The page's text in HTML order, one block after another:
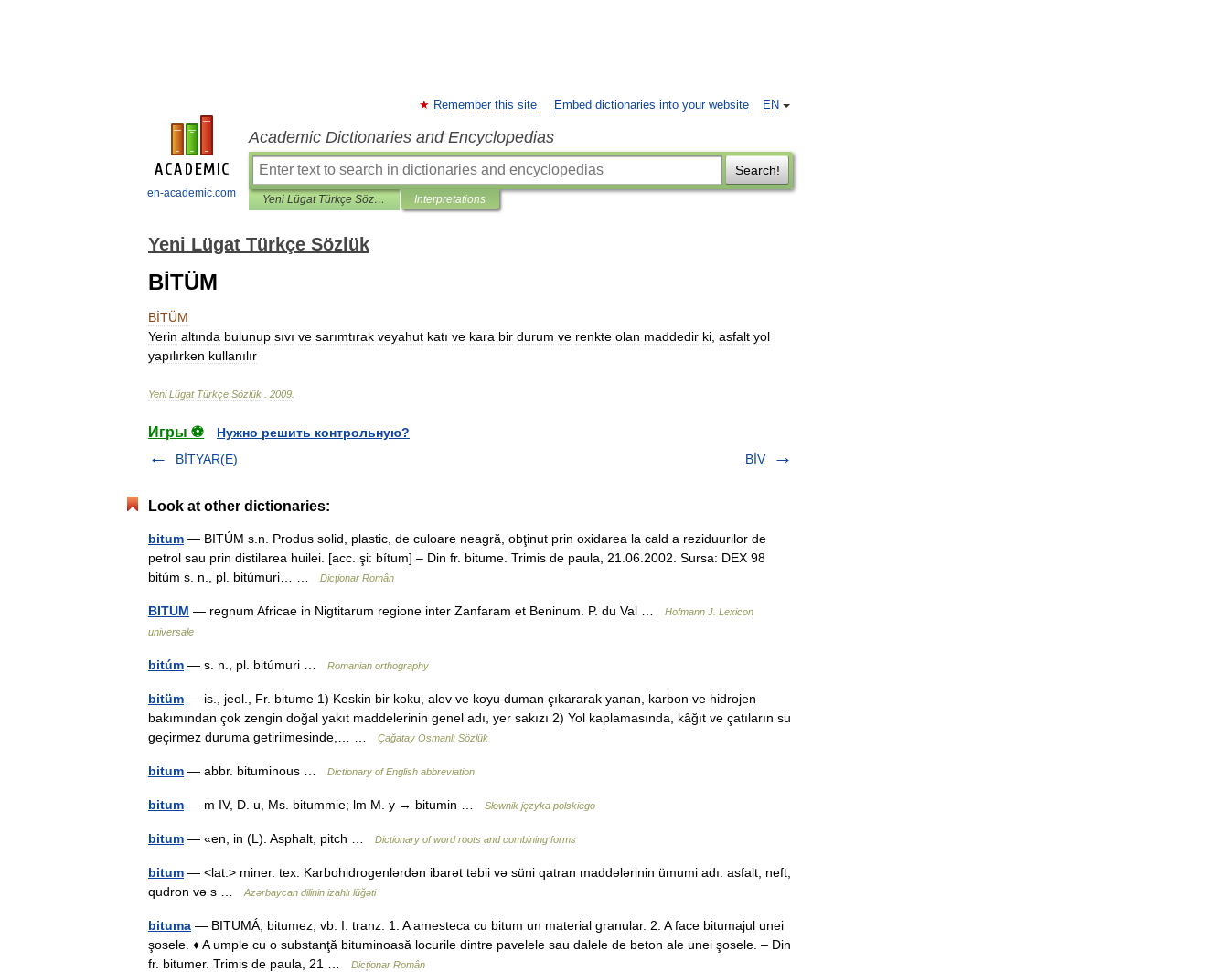
en-academic.com
EN
Remember this site Embed dictionaries into your website
Academic Dictionaries and Encyclopedias
Search!
Yeni Lügat Türkçe Sözlük Interpretations
Yeni Lügat Türkçe Sözlük
BİTÜM
BİTÜM
Yerin altında bulunup sıvı ve sarımtırak veyahut katı ve kara bir durum ve renkte olan maddedir ki asfalt yol
yapılırken kullanılır
Yeni Lügat Türkçe Sözlük 2009
Игры ⚽
Нужно решить контрольную?
BİTYAR(E)
BİV
Look at other dictionaries:
bitum — BITÚM s.n. Produs solid, plastic, de culoare neagră, obţinut prin oxidarea la cald a reziduurilor de
petrol sau prin distilarea huilei. [acc. şi: bítum] – Din fr. bitume. Trimis de paula, 21.06.2002. Sursa: DEX 98
bitúm s. n., pl. bitúmuri… …
Dicționar Român
BITUM — regnum Africae in Nigtitarum regione inter Zanfaram et Beninum. P. du Val …
Hofmann J. Lexicon
universale
bitúm — s. n., pl. bitúmuri … Romanian orthography
bitüm — is., jeol., Fr. bitume 1) Keskin bir koku, alev ve koyu duman çıkararak yanan, karbon ve hidrojen
bakımından çok zengin doğal yakıt maddelerinin genel adı, yer sakızı 2) Yol kaplamasında, kâğıt ve çatıların su
geçirmez duruma getirilmesinde,… …
Çağatay Osmanlı Sözlük
bitum — abbr. bituminous … Dictionary of English abbreviation
bitum — m IV, D. u, Ms. bitummie; lm M. y → bitumin … Słownik języka polskiego
bitum — «en, in (L). Asphalt, pitch … Dictionary of word roots and combining forms
bitum — <lat.> miner. tex. Karbohidrogenlərdən ibarət təbii və süni qatran maddələrinin ümumi adı: asfalt, neft,
qudron və s …
Azərbaycan dilinin izahlı lüğəti
bituma — BITUMÁ, bitumez, vb. I. tranz. 1. A amesteca cu bitum un material granular. 2. A face bitumajul unei
şosele. ♦ A umple cu o substanţă bituminoasă locurile dintre pavelele sau dalele de beton ale unei şosele. – Din
fr. bitumer. Trimis de paula, 21 …
Dicționar Român